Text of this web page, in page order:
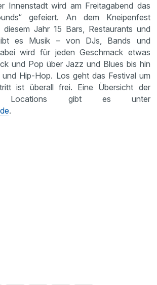
Innenstadt wird am Freitagabend das
gefeiert. An dem Kneipenfest
Jahr 15 Bars, Restaurants und
es Musik – von DJs, Bands und
wird für jeden Geschmack etwas
und Pop über Jazz und Blues bis hin
Hip-Hop. Los geht das Festival um
ist überall frei. Eine Übersicht der
Locations gibt es unter
.